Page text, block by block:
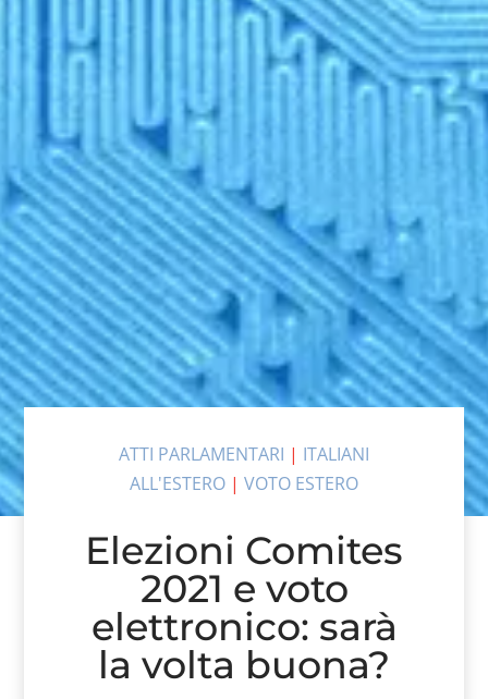
ATTI PARLAMENTARI | ITALIANI
ALL'ESTERO | VOTO ESTERO
Elezioni Comites
2021 e voto
elettronico: sarà
la volta buona?